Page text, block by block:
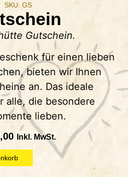
SKU: GS
Gutschein.
für einen lieben
bieten wir Ihnen
an. Das ideale
alle, die besondere
lieben.
Inkl. MwSt.